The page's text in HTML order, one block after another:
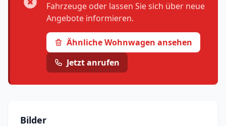
Fahrzeuge oder lassen Sie sich über neue
Angebote informieren.
Ähnliche Wohnwagen ansehen
Jetzt anrufen
Bilder